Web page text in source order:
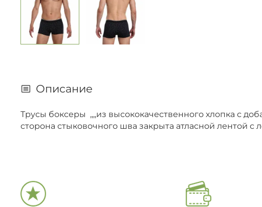
Описание
Трусы боксеры ,,,,из высококачественного хлопка с
сторона стыковочного шва закрыта атласной лентой с